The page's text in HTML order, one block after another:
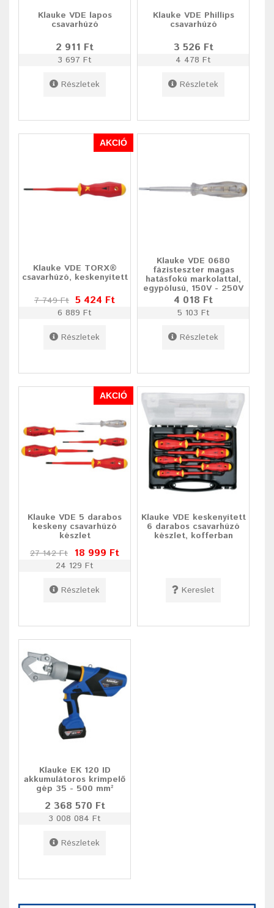
Klauke VDE lapos
csavarhúzó
2 911 Ft
3 697 Ft
Részletek
Klauke VDE Phillips
csavarhúzó
3 526 Ft
4 478 Ft
Részletek
AKCIÓ
Klauke VDE TORX®
csavarhúzó, keskenyített
7 749 Ft 5 424 Ft
6 889 Ft
Részletek
Klauke VDE 0680
fázisteszter magas
hatásfokú markolattal,
egypólusú, 150V - 250V
4 018 Ft
5 103 Ft
Részletek
AKCIÓ
Klauke VDE 5 darabos
keskeny csavarhúzó
készlet
27 142 Ft 18 999 Ft
24 129 Ft
Részletek
Klauke VDE keskenyített
6 darabos csavarhúzó
készlet, kofferban
Kereslet
Klauke EK 120 ID
akkumulátoros krimpelő
gép 35 - 500 mm²
2 368 570 Ft
3 008 084 Ft
Részletek